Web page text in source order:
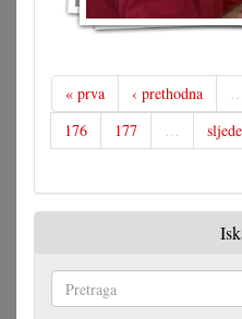
« prva ‹ prethodna …
176
177 …